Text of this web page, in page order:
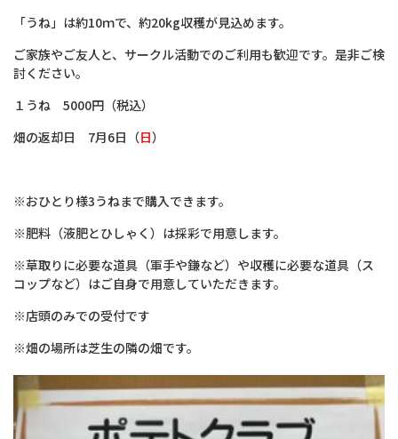
「うね」は約10ｍで、約20kg収穫が見込めます。
ご家族やご友人と、サークル活動でのご利用も歓迎です。是非ご検
討ください。
１うね 5000円（税込）
畑の返却日 7月6日（日）
※おひとり様3うねまで購入できます。
※肥料（液肥とひしゃく）は採彩で用意します。
※草取りに必要な道具（軍手や鎌など）や収穫に必要な道具（ス
コップなど）はご自身で用意していただきます。
※店頭のみでの受付です
※畑の場所は芝生の隣の畑です。